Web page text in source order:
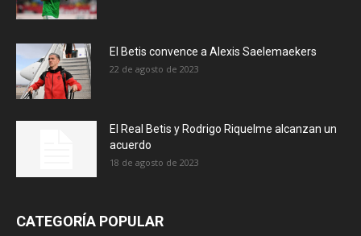
El Betis convence a Alexis Saelemaekers
22 de agosto de 2023
El Real Betis y Rodrigo Riquelme alcanzan un
acuerdo
18 de agosto de 2023
CATEGORÍA POPULAR